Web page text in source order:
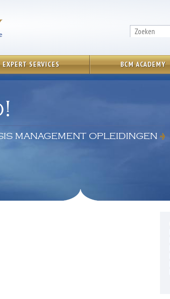
EXPERT SERVICES BCM ACADEMY
MANAGEMENT OPLEIDINGEN